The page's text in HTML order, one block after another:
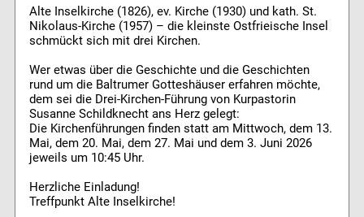
Alte Inselkirche (1826), ev. Kirche (1930) und kath. St.
Nikolaus-Kirche (1957) – die kleinste Ostfrieische Insel
schmückt sich mit drei Kirchen.
Wer etwas über die Geschichte und die Geschichten
rund um die Baltrumer Gotteshäuser erfahren möchte,
dem sei die Drei-Kirchen-Führung von Kurpastorin
Susanne Schildknecht ans Herz gelegt:
Die Kirchenführungen finden statt am Mittwoch, dem 13.
Mai, dem 20. Mai, dem 27. Mai und dem 3. Juni 2026
jeweils um 10:45 Uhr.
Herzliche Einladung!
Treffpunkt Alte Inselkirche!